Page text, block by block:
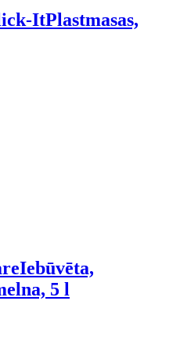
ItPlastmasas,
Iebūvēta,
5 l